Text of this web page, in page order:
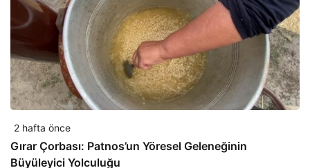
2 hafta önce
Gırar Çorbası: Patnos’un Yöresel Geleneğinin
Büyüleyici Yolculuğu